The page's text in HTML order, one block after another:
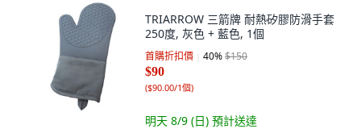
TRIARROW 三箭牌 耐熱矽膠防滑手套
250度, 灰色 + 藍色, 1個
首購折扣價 40%$150
$90
($90.00/1個)
明天 8/9 (日) 預計送達